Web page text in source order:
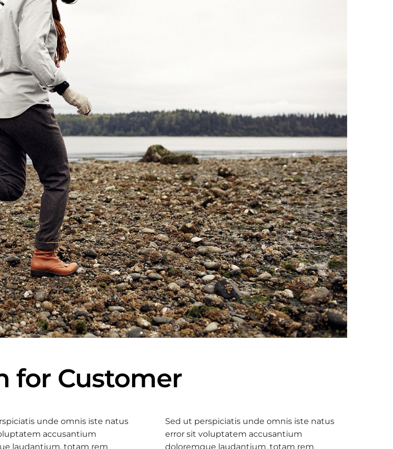
for Customer
unde omnis iste natus
accusantium
laudantium, totam rem
Sed ut perspiciatis unde omnis iste natus
error sit voluptatem accusantium
doloremque laudantium, totam rem